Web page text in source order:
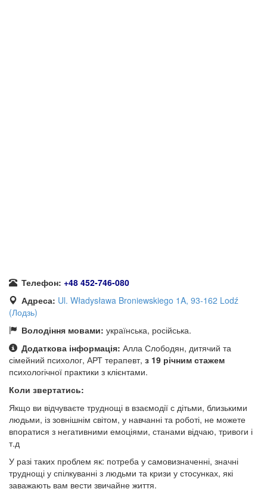
Телефон: +48 452-746-080
Адреса: Ul. Władysława Broniewskiego 1A, 93-162 Lodź
(Лодзь)
Володіння мовами: українська, російська.
Додаткова інформація: Алла Слободян, дитячий та
сімейний психолог, АРТ терапевт, з 19 річним стажем
психологічної практики з клієнтами.
Коли звертатись:
Якщо ви відчуваєте труднощі в взаємодії с дітьми, близькими
людьми, із зовнішнім світом, у навчанні та роботі, не можете
впоратися з негативними емоціями, станами відчаю, тривоги і
т.д
У разі таких проблем як: потреба у самовизначенні, значні
труднощі у спілкуванні з людьми та кризи у стосунках, які
заважають вам вести звичайне життя.